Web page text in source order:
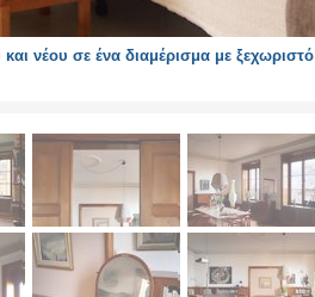
νέου σε ένα διαμέρισμα με ξεχωριστό